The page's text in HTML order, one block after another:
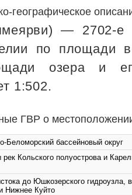
географическое
— 2702-е
по площади
озера и
1:502.
ГВР о
Беломорский бассейновый округ
рек Кольского полуострова и
до Юшкозерского гидроузла,
Нижнее Куйто